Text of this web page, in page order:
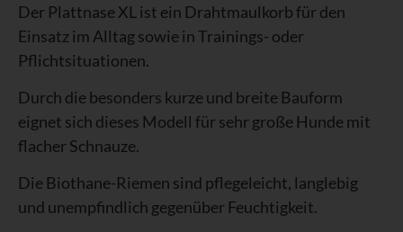
Der Plattnase XL ist ein Drahtmaulkorb für den
Einsatz im Alltag sowie in Trainings- oder
Pflichtsituationen.
Durch die besonders kurze und breite Bauform
eignet sich dieses Modell für sehr große Hunde mit
flacher Schnauze.
Die Biothane-Riemen sind pflegeleicht, langlebig
und unempfindlich gegenüber Feuchtigkeit.